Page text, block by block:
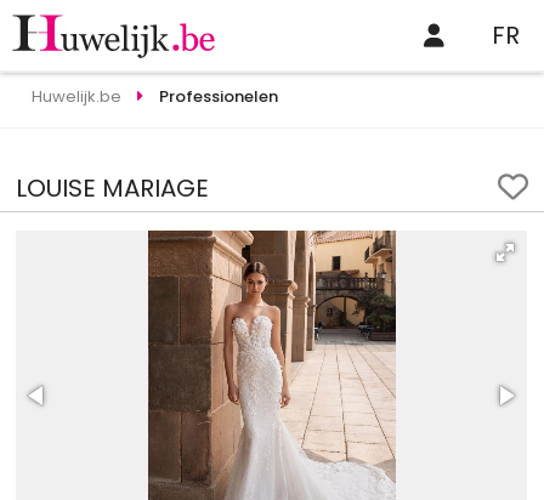
FR
Huwelijk.be Professionelen
LOUISE MARIAGE